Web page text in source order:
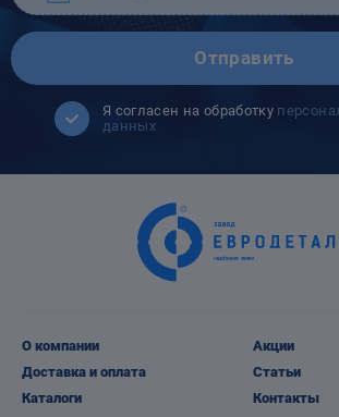
Отправить
Я согласен на обработку
данных
О компании
Доставка и оплата
Каталоги
Акции
Статьи
Контакты